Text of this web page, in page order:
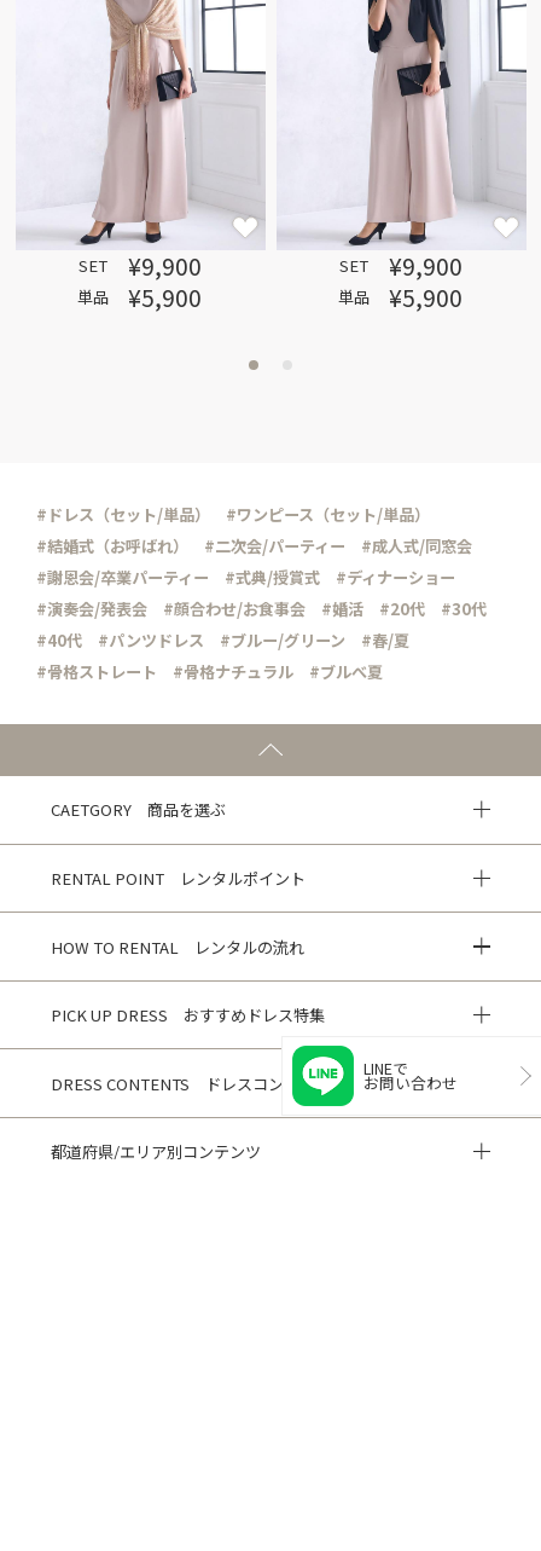
SET ¥9,900
単品 ¥5,900
SET ¥9,900
単品 ¥5,900
#ドレス（セット/単品）
#ワンピース（セット/単品）
#結婚式（お呼ばれ）
#二次会/パーティー
#成人式/同窓会
#謝恩会/卒業パーティー
#式典/授賞式
#ディナーショー
#演奏会/発表会
#顔合わせ/お食事会 #婚活 #20代
#30代
#40代
#パンツドレス #ブルー/グリーン
#春/夏
#骨格ストレート
#骨格ナチュラル #ブルべ夏
CAETGORY 商品を選ぶ
RENTAL POINT レンタルポイント
HOW TO RENTAL レンタルの流れ
PICK UP DRESS おすすめドレス特集
DRESS CONTENTS ドレスコンテンツ
都道府県/エリア別コンテンツ
LINEで
お問い合わせ